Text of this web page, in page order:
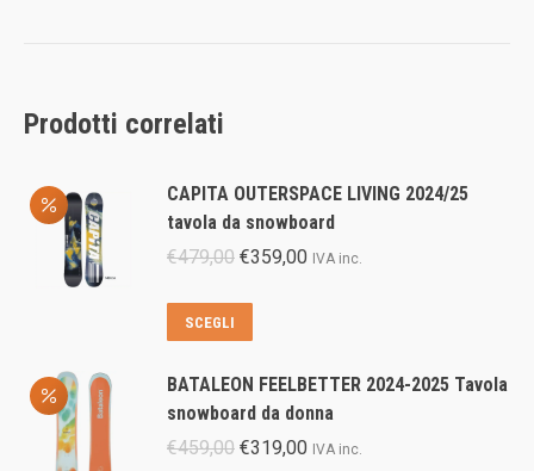
Prodotti correlati
CAPITA OUTERSPACE LIVING 2024/25
tavola da snowboard
€479,00 Il
era:
€359,00 IlIVA inc.
SCEGLI
prodotto
ha
più
Le
BATALEON FEELBETTER 2024-2025 Tavola
snowboard da donna
€459,00 Il
€319,00 IlIVA inc.